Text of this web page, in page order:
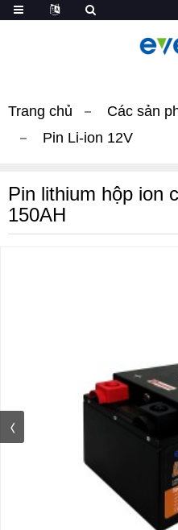
Trang chủ Các sản
Pin Li-ion 12V
Pin lithium hộp ion
150AH